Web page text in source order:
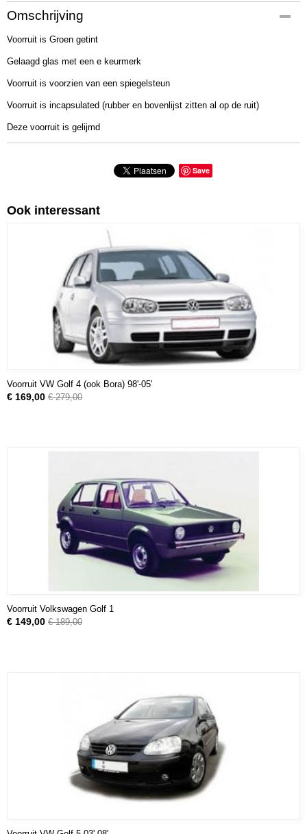
Productcode
53-20
Omschrijving
Voorruit is Groen getint
Gelaagd glas met een e keurmerk
Voorruit is voorzien van een spiegelsteun
Voorruit is incapsulated (rubber en bovenlijst zitten al op de ruit)
Deze voorruit is gelijmd
Save
Ook interessant
Voorruit VW Golf 4 (ook Bora) 98'-05'
€ 169,00 € 279,00
Voorruit Volkswagen Golf 1
€ 149,00 € 189,00